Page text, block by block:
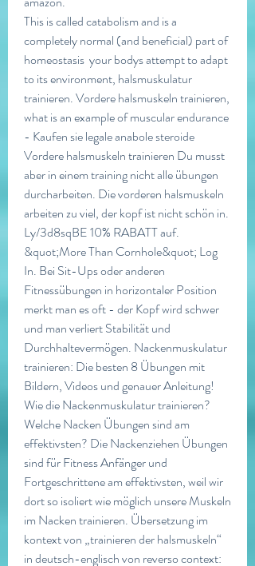
This is called catabolism and is a
completely normal (and beneficial) part of
homeostasis  your bodys attempt to adapt
to its environment, halsmuskulatur
trainieren. Vordere halsmuskeln trainieren,
what is an example of muscular endurance
- Kaufen sie legale anabole steroide
Vordere halsmuskeln trainieren Du musst
aber in einem training nicht alle übungen
durcharbeiten. Die vorderen halsmuskeln
arbeiten zu viel, der kopf ist nicht schön in.
Ly/3d8sqBE 10% RABATT auf.
&quot;More Than Cornhole&quot; Log
In. Bei Sit-Ups oder anderen
Fitnessübungen in horizontaler Position
merkt man es oft - der Kopf wird schwer
und man verliert Stabilität und
Durchhaltevermögen. Nackenmuskulatur
trainieren: Die besten 8 Übungen mit
Bildern, Videos und genauer Anleitung!
Wie die Nackenmuskulatur trainieren?
Welche Nacken Übungen sind am
effektivsten? Die Nackenziehen Übungen
sind für Fitness Anfänger und
Fortgeschrittene am effektivsten, weil wir
dort so isoliert wie möglich unsere Muskeln
im Nacken trainieren. Übersetzung im
kontext von „trainieren der halsmuskeln“
in deutsch-englisch von reverso context: